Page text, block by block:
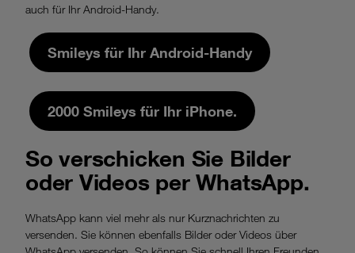
auch für Ihr Android-Handy.
Smileys für Ihr Android-Handy
2000 Smileys für Ihr iPhone.
So verschicken Sie Bilder
oder Videos per WhatsApp.
WhatsApp kann viel mehr als nur Kurznachrichten zu
versenden. Sie können ebenfalls Bilder oder Videos über